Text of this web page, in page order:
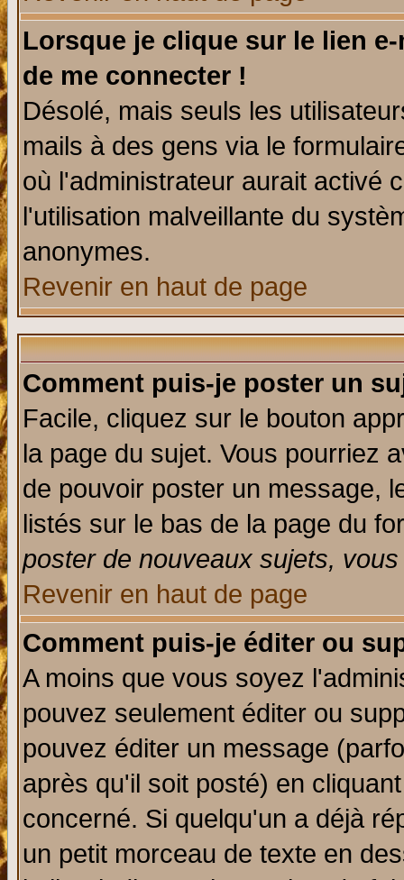
Lorsque je clique sur le lien
de me connecter !
Désolé, mais seuls les
mails à des gens via le
où l'administrateur aurait activé
l'utilisation malveillante du
anonymes.
Revenir en haut de page
Comment puis-je poster un
Facile, cliquez sur le bouton
la page du sujet. Vous pourriez
de pouvoir poster un message,
listés sur le bas de la page du
poster de nouveaux sujets,
Revenir en haut de page
Comment puis-je éditer ou
A moins que vous soyez
pouvez seulement éditer ou
pouvez éditer un message
après qu'il soit posté) en
concerné. Si quelqu'un a déjà
un petit morceau de texte en